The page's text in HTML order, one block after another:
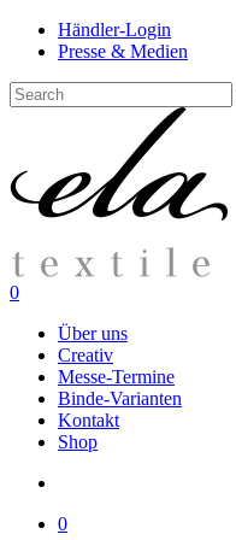
Skip
content
Händler-Login
Presse & Medien
search
0
Über uns
Creativ
Messe-Termine
Binde-Varianten
Kontakt
Shop
0